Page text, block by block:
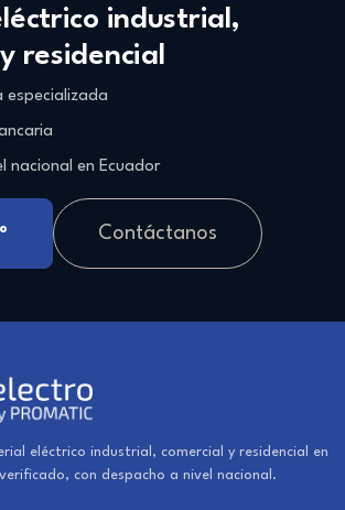
industrial,
residencial
especializada
nacional en Ecuador
Contáctanos
eléctrico industrial, comercial y residencial en
con despacho a nivel nacional.